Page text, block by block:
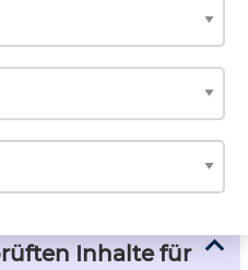
Inhalte für